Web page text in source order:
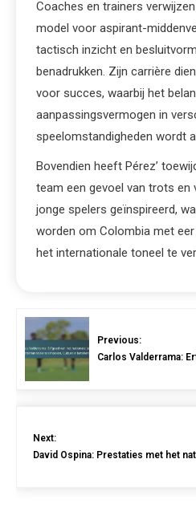
Coaches en trainers
model voor aspirant-
tactisch inzicht en
benadrukken. Zijn carrière
voor succes, waarbij het
aanpassingsvermogen in
speelomstandigheden wordt
Bovendien heeft Pérez’
team een gevoel van trots en
jonge spelers geïnspireerd,
worden om Colombia met
het internationale toneel te
Previous:
Carlos Valderrama:
Next:
David Ospina: Prestaties met het